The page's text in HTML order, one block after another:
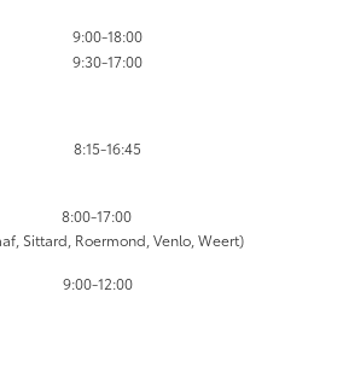
9:00-18:00
9:30-17:00
8:15-16:45
8:00-17:00
Sittard, Roermond, Venlo, Weert)
9:00-12:00